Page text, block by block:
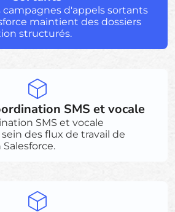
d'appels sortants
maintient des dossiers
structurés.
SMS et vocale
SMS et vocale
des flux de travail de